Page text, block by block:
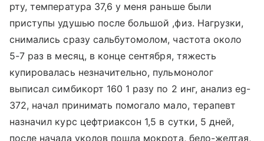
рту, температура 37,6 у меня раньше были
приступы удушью после большой ,физ. Нагрузки,
снимались сразу сальбутомолом, частота около
5-7 раз в месяц, в конце сентября, тяжесть
купировалась незначительно, пульмонолог
выписал симбикорт 160 1 разу по 2 инг, анализ еg-
372, начал принимать помогало мало, терапевт
назначил курс цефтриаксон 1,5 в сутки, 5 дней,
после начала уколов пошла мокрота, бело-желтая,